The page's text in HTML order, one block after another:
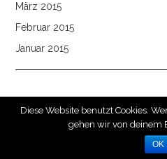
März 2015
Februar 2015
Januar 2015
© 2026 PASTELLROSE.
FASHIONISTABY
Diese Website benutzt Cookies.
gehen wir von deinem
OK